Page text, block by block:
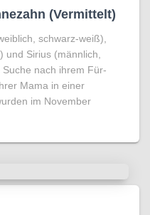
(Vermittelt)
schwarz-weiß),
und Sirius (männlich,
nach ihrem Für-
Mama in einer
im November